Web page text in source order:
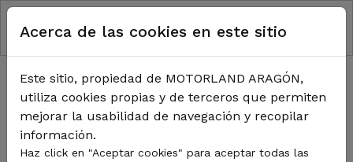
Pasar al contenido principal
RUTA DE NAVEGACIÓN
Inicio Noticias
TODA LA ACTUALIDAD DE
MOTORLAND
Acerca de las cookies en este sitio
Este sitio, propiedad de MOTORLAND ARAGÓN,
utiliza cookies propias y de terceros que permiten
mejorar la usabilidad de navegación y recopilar
información.
Haz click en "Aceptar cookies" para aceptar todas las